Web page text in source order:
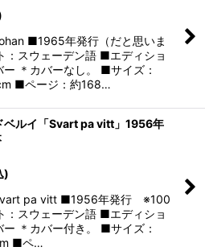
■1965年発行（だと思いま
：スウェーデン語 ■エディショ
ー ＊カバーなし。 ■サイズ：
■ページ：約168…
ベルイ「Svart pa vitt」1956年
)
pa vitt ■1956年発行 ※100
：スウェーデン語 ■エディショ
ー ＊カバー付き。 ■サイズ：
■ペ…